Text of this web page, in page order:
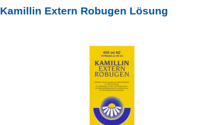
Kamillin Extern Robugen Lösung